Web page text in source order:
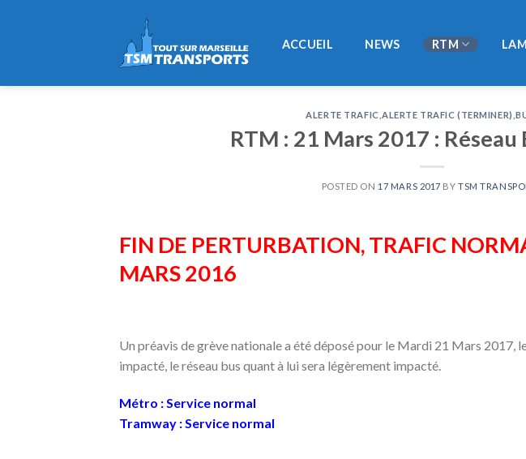
ACCUEIL NEWS RTM
ALERTE TRAFIC ,ALERTE TRAFIC (TERMINER) ,
RTM : 21 Mars 2017 : Réseau
POSTED ON 17 MARS 2017 BYTSM
FIN DE PERTURBATION, TRAFIC
MARS 2016
Un préavis de grève nationale a été déposé pour le Mardi 21 Mars 2017,
impacté, le réseau bus quant à lui sera légèrement impacté.
Métro : Service normal
Tramway : Service normal